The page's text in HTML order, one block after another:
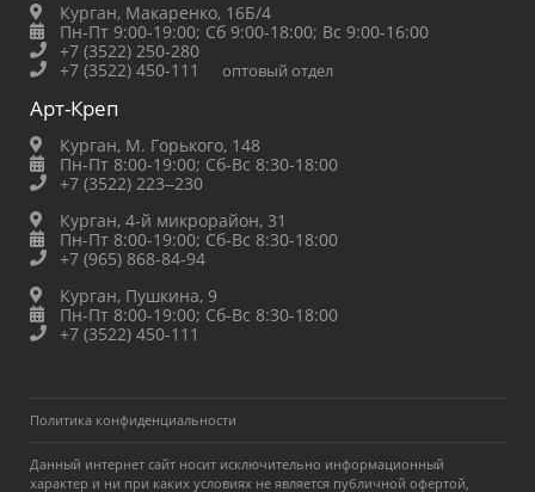
Курган, Макаренко, 16Б/4
Пн-Пт 9:00-19:00; Сб 9:00-18:00; Вс 9:00-16:00
+7 (3522) 250-280
+7 (3522) 450-111
оптовый отдел
Арт-Креп
Курган, М. Горького, 148
Пн-Пт 8:00-19:00; Сб-Вс 8:30-18:00
+7 (3522) 223‒230
Курган, 4-й микрорайон, 31
Пн-Пт 8:00-19:00; Сб-Вс 8:30-18:00
+7 (965) 868-84-94
Курган, Пушкина, 9
Пн-Пт 8:00-19:00; Сб-Вс 8:30-18:00
+7 (3522) 450-111
Политика конфиденциальности
Данный интернет сайт носит исключительно информационный
характер и ни при каких условиях не является публичной офертой,